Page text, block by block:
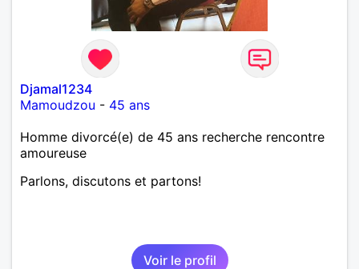
Djamal1234
Mamoudzou - 45 ans
Homme divorcé(e) de 45 ans recherche rencontre
amoureuse
Parlons, discutons et partons!
Voir le profil